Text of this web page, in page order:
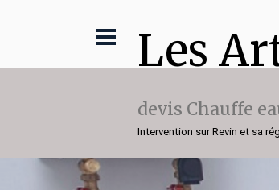
Les
devis Chauffe
Intervention sur Revin et sa